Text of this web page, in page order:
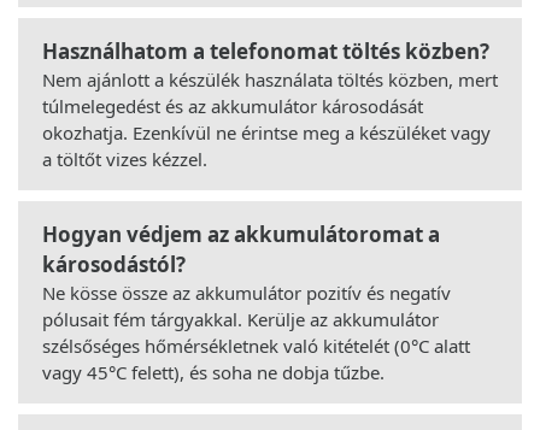
Használhatom a telefonomat töltés közben?
Nem ajánlott a készülék használata töltés közben, mert
túlmelegedést és az akkumulátor károsodását
okozhatja. Ezenkívül ne érintse meg a készüléket vagy
a töltőt vizes kézzel.
Hogyan védjem az akkumulátoromat a
károsodástól?
Ne kösse össze az akkumulátor pozitív és negatív
pólusait fém tárgyakkal. Kerülje az akkumulátor
szélsőséges hőmérsékletnek való kitételét (0°C alatt
vagy 45°C felett), és soha ne dobja tűzbe.